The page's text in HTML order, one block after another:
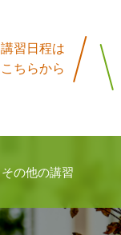
講習日程は
こちらから
その他の講習